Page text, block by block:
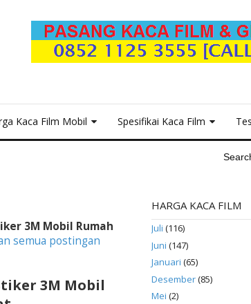
Kaca Film Mobil Spesifikai Kaca Film
3M Mobil Rumah
semua postingan
3M Mobil
HARGA KACA FILM
Juli (116)
Juni (147)
Januari (65)
Desember(85)
Mei (2)